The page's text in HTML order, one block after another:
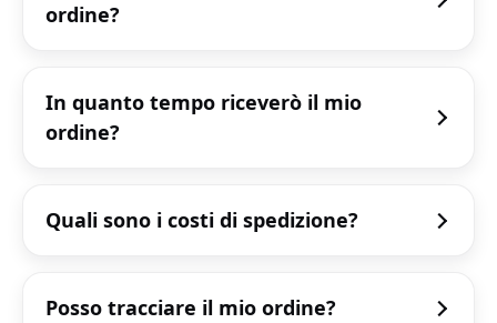
ordine?
In quanto tempo riceverò il mio
ordine?
Quali sono i costi di spedizione?
Posso tracciare il mio ordine?